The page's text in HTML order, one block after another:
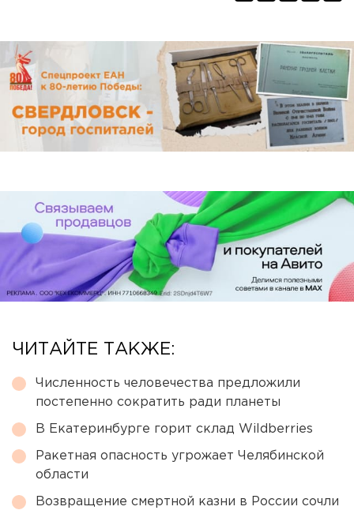
ЧИТАЙТЕ ТАКЖЕ:
Численность человечества предложили
постепенно сократить ради планеты
В Екатеринбурге горит склад Wildberries
Ракетная опасность угрожает Челябинской
области
Возвращение смертной казни в России сочли